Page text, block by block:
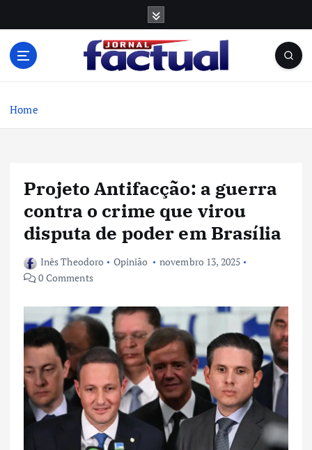
Home
Projeto Antifacção: a guerra
contra o crime que virou
disputa de poder em Brasília
Inês Theodoro Opinião
novembro 13, 2025
0 Comments